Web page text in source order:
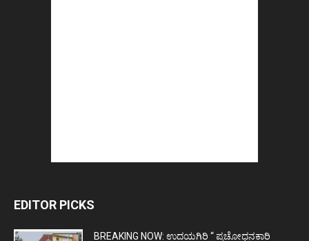
EDITOR PICKS
BREAKING NOW: ಉದಯಗಿರಿ “ ಪ್ರಚೋಧನಕಾರಿ